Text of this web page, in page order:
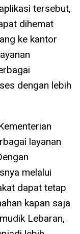
tersebut,
dihemat
ke kantor
dengan lebih
layanan
melalui
dapat tetap
kapan saja
Lebaran,